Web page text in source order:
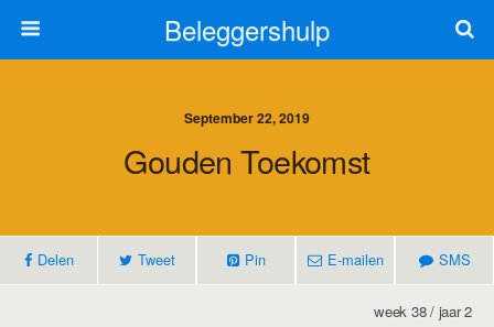
Beleggershulp
September 22, 2019
Gouden Toekomst
Delen Tweet Pin E-mailen SMS
week 38 / jaar 2